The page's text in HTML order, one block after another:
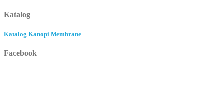
Katalog
Katalog Kanopi Membrane
Facebook